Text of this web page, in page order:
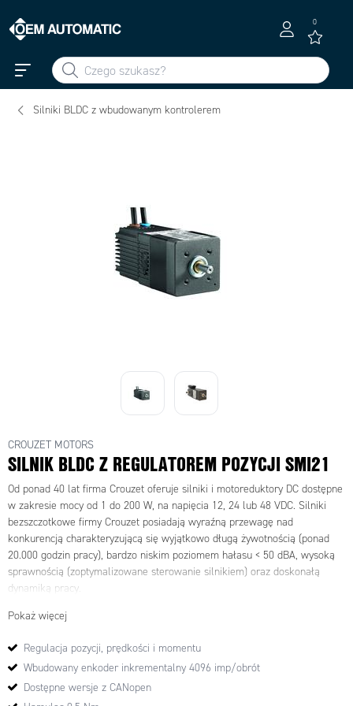
0
Silniki BLDC z wbudowanym kontrolerem
CROUZET MOTORS
SILNIK BLDC Z REGULATOREM POZYCJI SMI21
Od ponad 40 lat firma Crouzet oferuje silniki i motoreduktory DC dostępne
w zakresie mocy od 1 do 200 W, na napięcia 12, 24 lub 48 VDC. Silniki
bezszczotkowe firmy Crouzet posiadają wyraźną przewagę nad
konkurencją charakteryzującą się wyjątkowo długą żywotnością (ponad
20.000 godzin pracy), bardzo niskim poziomem hałasu < 50 dBA, wysoką
sprawnością (zoptymalizowane sterowanie silnikiem) oraz doskonałą
dynamiką pracy.
Silniki bezszczotkowe serii DCMind to wysoce wydajne silniki nowej
Dostepne są modele ze zintegrowanym sterownikiem prędkości i
momentu TNi21 oraz pozycji, prędkości i momentu SMi21.
Silniki BLDC serii DCmind są niezwykle łatwe w integracji i obsłudze.
Pokaż więcej
Regulacja pozycji, prędkości i momentu
Wbudowany enkoder inkrementalny 4096 imp/obrót
Dostępne wersje z CANopen